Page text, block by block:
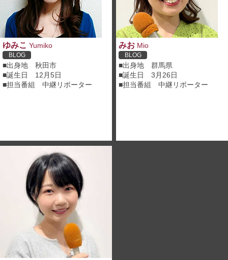
ゆみこ Yumiko
BLOG
■出身地 秋田市
■誕生日 12月5日
■担当番組 中継リポーター
みお Mio
BLOG
■出身地 群馬県
■誕生日 3月26日
■担当番組 中継リポーター